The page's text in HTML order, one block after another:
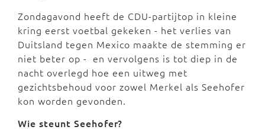
Zondagavond heeft de CDU-partijtop in kleine
kring eerst voetbal gekeken - het verlies van
Duitsland tegen Mexico maakte de stemming er
niet beter op - en vervolgens is tot diep in de
nacht overlegd hoe een uitweg met
gezichtsbehoud voor zowel Merkel als Seehofer
kon worden gevonden.
Wie steunt Seehofer?